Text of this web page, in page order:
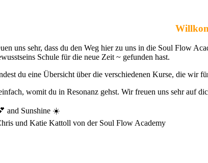
uns sehr, dass du den Weg hier zu uns in die Soul Flow
Schule für die neue Zeit ~ gefunden hast.
du eine Übersicht über die verschiedenen Kurse, die wir
womit du in Resonanz gehst. Wir freuen uns sehr auf
and Sunshine ☀️
und Katie Kattoll von der Soul Flow Academy